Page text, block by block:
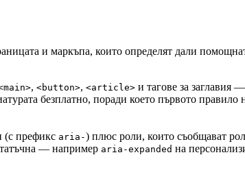
и маркъпа, които определят дали
, <button>, <article> и тагове за заглавия
безплатно, поради което първото
(с префикс aria-) плюс роли, които съобщават
— например aria-expanded на